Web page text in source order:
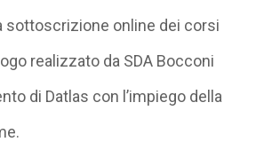
sottoscrizione online dei corsi
realizzato da SDA Bocconi
di Datlas con l’impiego della